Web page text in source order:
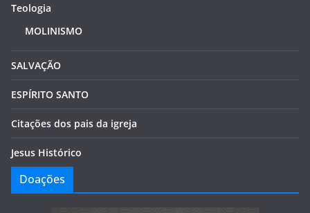
Teologia
MOLINISMO
SALVAÇÃO
ESPÍRITO SANTO
Citações dos pais da igreja
Jesus Histórico
Doações